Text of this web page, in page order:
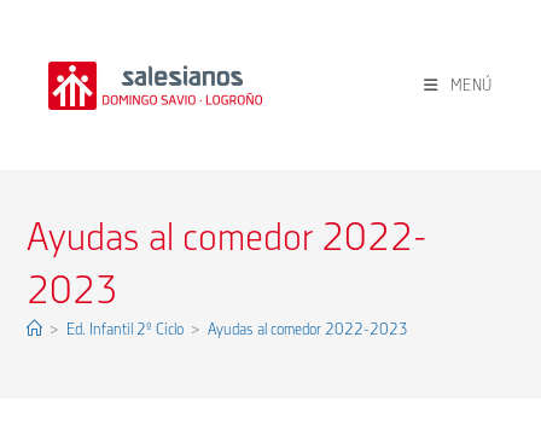
contenido
MENÚ
Ayudas al comedor 2022-
2023
> Ed. Infantil 2º Ciclo > Ayudas al comedor 2022-2023